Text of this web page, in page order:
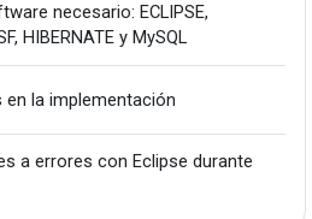
necesario: ECLIPSE,
HIBERNATE y MySQL
en la implementación
a errores con Eclipse durante